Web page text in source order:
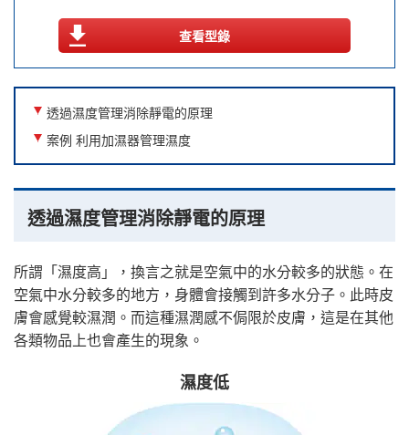
查看型錄
透過濕度管理消除靜電的原理
案例 利用加濕器管理濕度
透過濕度管理消除靜電的原理
所謂「濕度高」，換言之就是空氣中的水分較多的狀態。在
空氣中水分較多的地方，身體會接觸到許多水分子。此時皮
膚會感覺較濕潤。而這種濕潤感不侷限於皮膚，這是在其他
各類物品上也會產生的現象。
濕度低